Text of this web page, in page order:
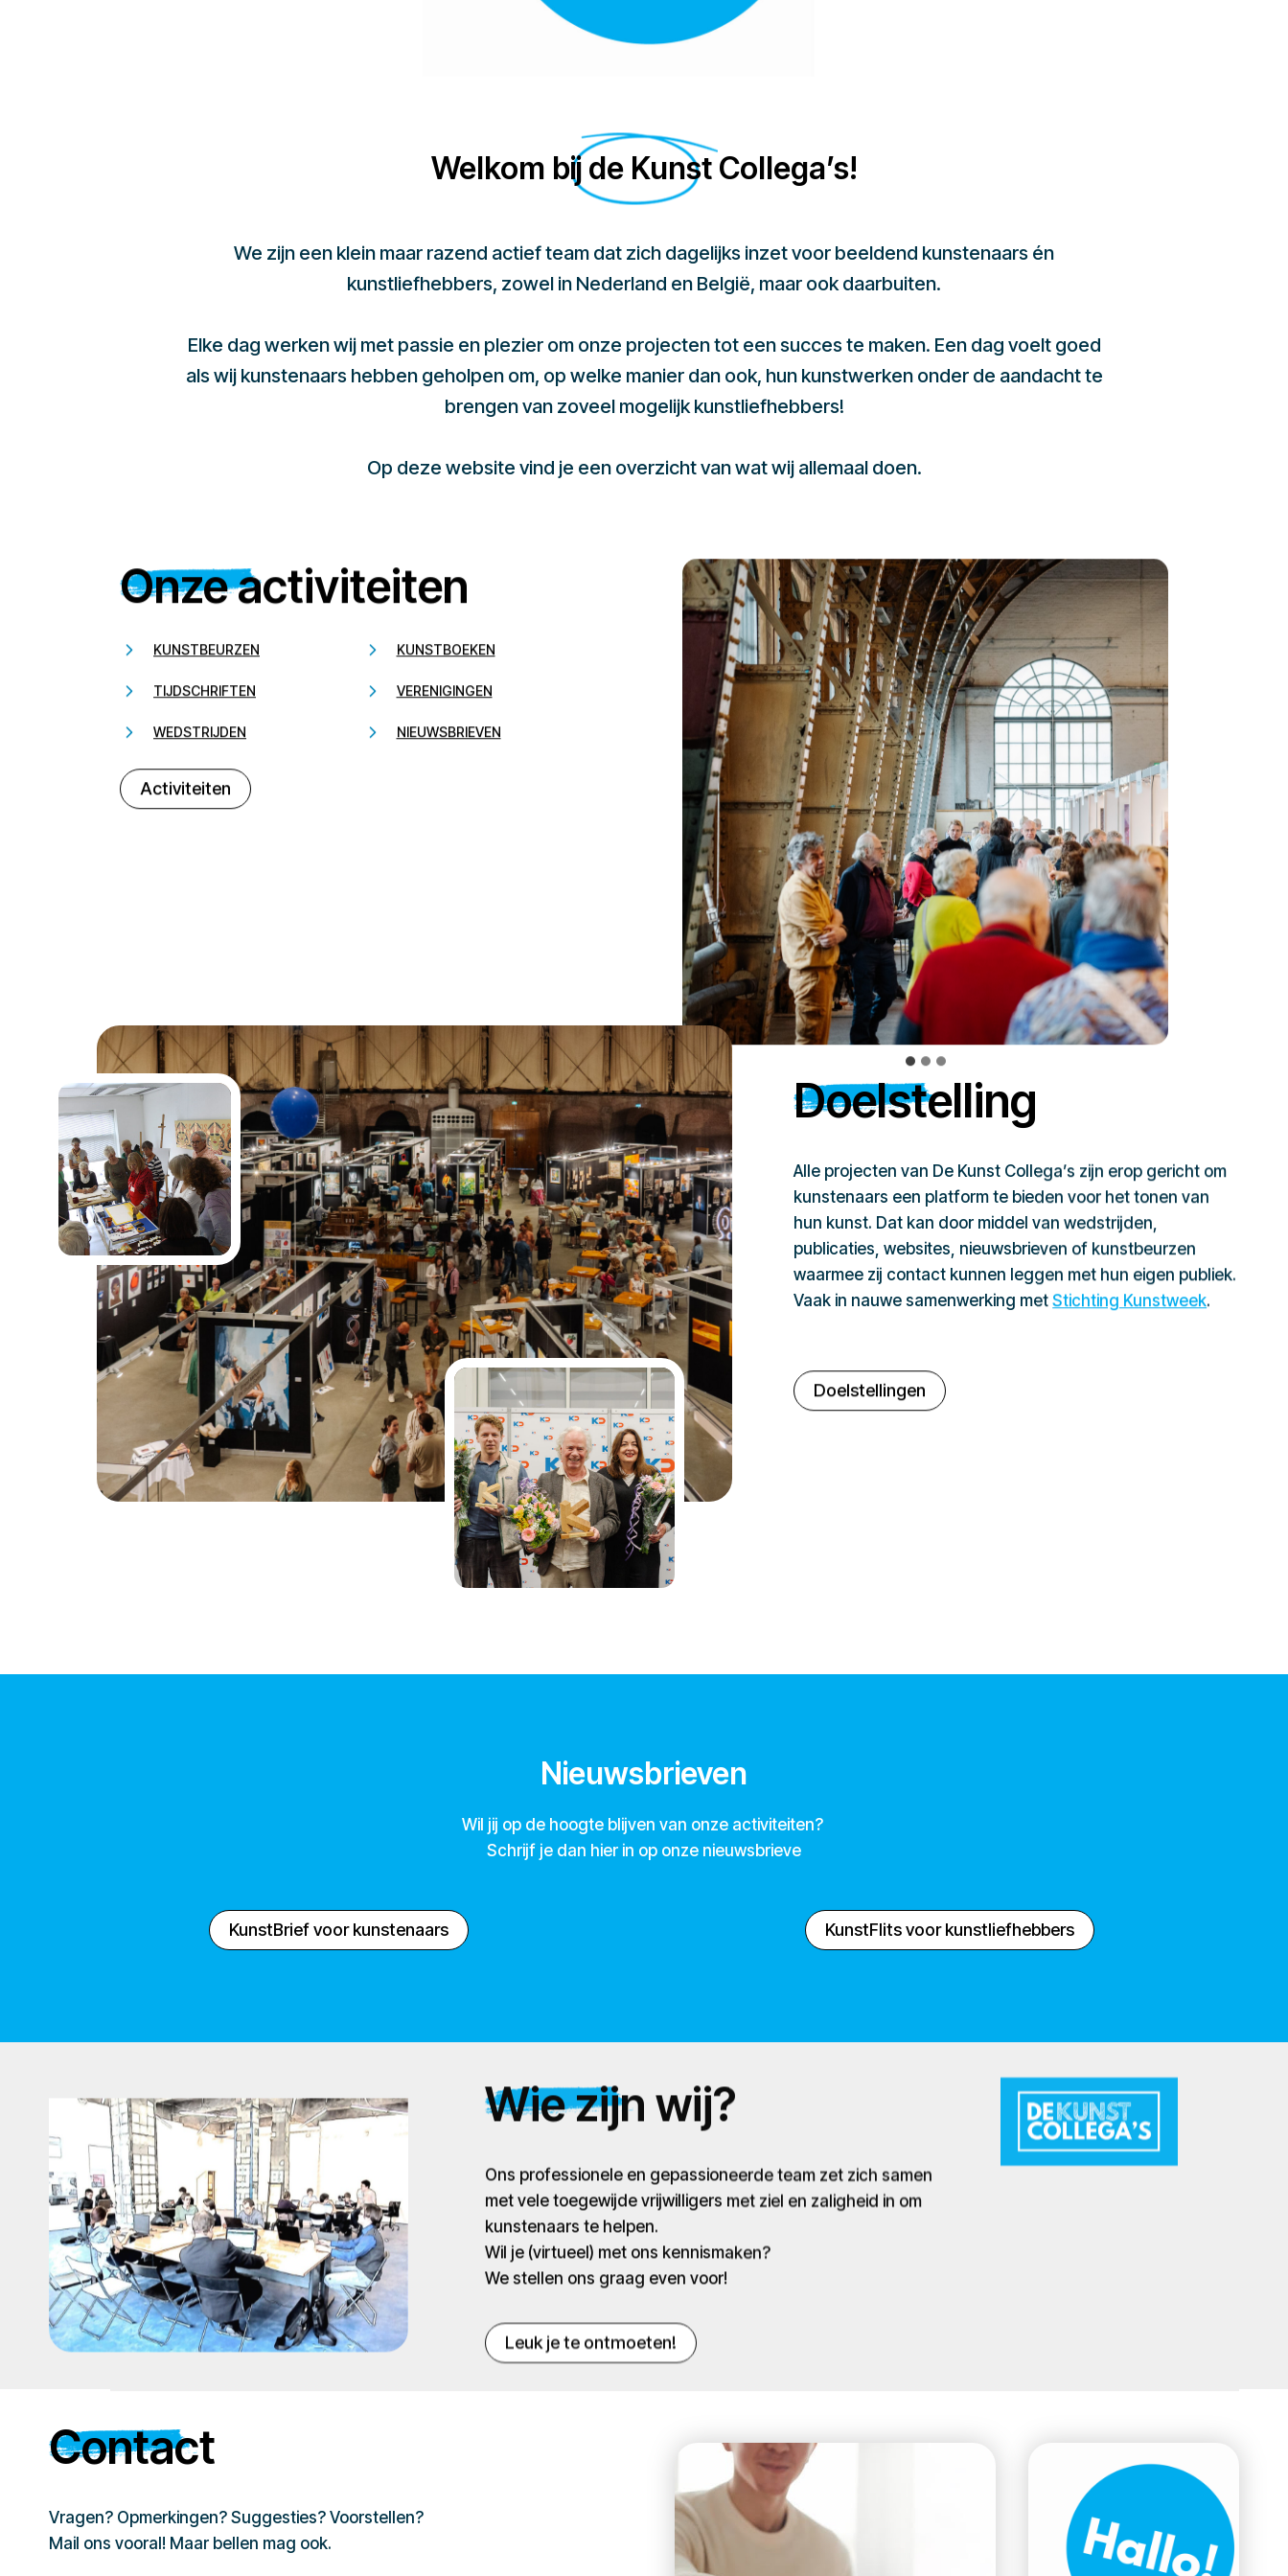
Welkom bij de Kunst Collega’s!
We zijn een klein maar razend actief team dat zich dagelijks inzet voor beeldend kunstenaars én
kunstliefhebbers, zowel in Nederland en België, maar ook daarbuiten.
Elke dag werken wij met passie en plezier om onze projecten tot een succes te maken. Een dag voelt goed
als wij kunstenaars hebben geholpen om, op welke manier dan ook, hun kunstwerken onder de aandacht te
brengen van zoveel mogelijk kunstliefhebbers!
Op deze website vind je een overzicht van wat wij allemaal doen.
Onze activiteiten
KUNSTBEURZEN KUNSTBOEKEN
TIJDSCHRIFTEN VERENIGINGEN
WEDSTRIJDEN NIEUWSBRIEVEN
Activiteiten
Doelstelling
Alle projecten van De Kunst Collega’s zijn erop gericht om
kunstenaars een platform te bieden voor het tonen van
hun kunst. Dat kan door middel van wedstrijden,
publicaties, websites, nieuwsbrieven of kunstbeurzen
waarmee zij contact kunnen leggen met hun eigen publiek.
Vaak in nauwe samenwerking metStichting Kunstweek.
Doelstellingen
Nieuwsbrieven
Wil jij op de hoogte blijven van onze activiteiten?
Schrijf je dan hier in op onze nieuwsbrieve
KunstBrief voor kunstenaars KunstFlits voor kunstliefhebbers
Wie zijn wij?
Ons professionele en gepassioneerde team zet zich samen
met vele toegewijde vrijwilligers met ziel en zaligheid in om
kunstenaars te helpen.
Wil je (virtueel) met ons kennismaken?
We stellen ons graag even voor!
Leuk je te ontmoeten!
Contact
Vragen? Opmerkingen? Suggesties? Voorstellen?
Mail ons vooral! Maar bellen mag ook.